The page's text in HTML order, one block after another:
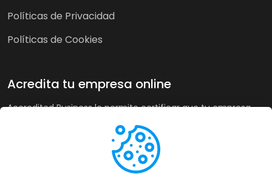
Políticas de Privacidad
Políticas de Cookies
Acredita tu empresa online
Accredited Business le permite certificar que tu empresa
calidad. A su vez, en tiendas online puede recoger la opinión
de sus clientes de forma imparcial y acreditar su buen
servicio a los clientes de forma automática incrementando